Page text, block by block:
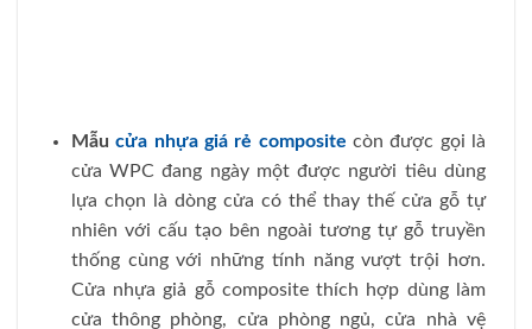
Mẫucửa nhựa giá rẻ composite còn được gọi là
cửa WPC đang ngày một được người tiêu dùng
lựa chọn là dòng cửa có thể thay thế cửa gỗ tự
nhiên với cấu tạo bên ngoài tương tự gỗ truyền
thống cùng với những tính năng vượt trội hơn.
Cửa nhựa giả gỗ composite thích hợp dùng làm
cửa thông phòng, cửa phòng ngủ, cửa nhà vệ